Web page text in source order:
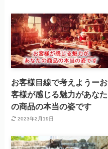
お客様目線で考えようーお
客様が感じる魅力があなた
の商品の本当の姿です
2023年2月19日